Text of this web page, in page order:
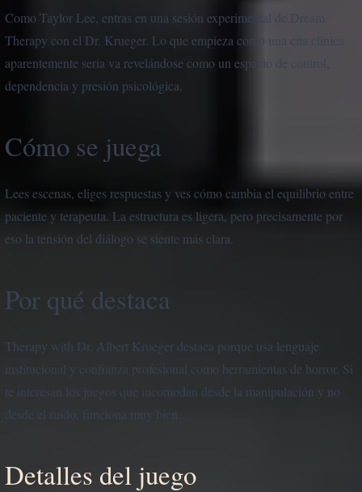
Como Taylor Lee, entras en una sesión experimental de Dream
Therapy con el Dr. Krueger. Lo que empieza como una cita clínica
aparentemente seria va revelándose como un espacio de control,
dependencia y presión psicológica.
Cómo se juega
Lees escenas, eliges respuestas y ves cómo cambia el equilibrio entre
paciente y terapeuta. La estructura es ligera, pero precisamente por
eso la tensión del diálogo se siente más clara.
Por qué destaca
Therapy with Dr. Albert Krueger destaca porque usa lenguaje
institucional y confianza profesional como herramientas de horror. Si
te interesan los juegos que incomodan desde la manipulación y no
desde el ruido, funciona muy bien.
Detalles del juego